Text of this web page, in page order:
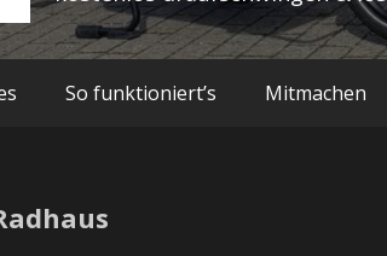
So funktioniert’s Mitmachen